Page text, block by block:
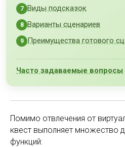
Виды подсказок
Варианты сценариев
Преимущества готового
Часто задаваемые вопросы
Помимо отвлечения от
квест выполняет множество
функций: